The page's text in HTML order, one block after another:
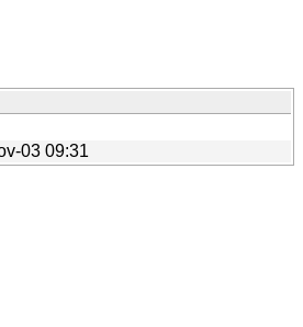
03 09:31